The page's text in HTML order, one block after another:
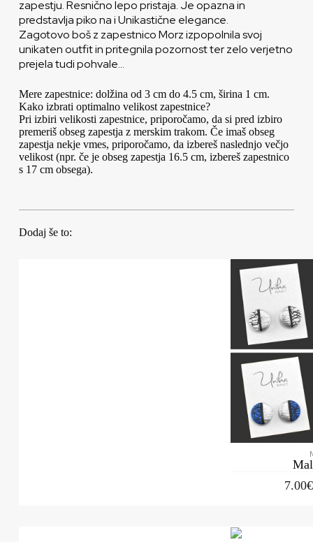
zapestju. Resnično lepo pristaja. Je opazna in
predstavlja piko na i Unikastične elegance.
Zagotovo boš z zapestnico Morz izpopolnila svoj
unikaten outfit in pritegnila pozornost ter zelo verjetno
prejela tudi pohvale…
Mere zapestnice: dolžina od 3 cm do 4.5 cm, širina 1 cm.
Kako izbrati optimalno velikost zapestnice?
Pri izbiri velikosti zapestnice, priporočamo, da si pred izbiro
premeriš obseg zapestja z merskim trakom. Če imaš obseg
zapestja nekje vmes, priporočamo, da izbereš naslednjo večjo
velikost (npr. če je obseg zapestja 16.5 cm, izbereš zapestnico
s 17 cm obsega).
Dodaj še to:
7.00€